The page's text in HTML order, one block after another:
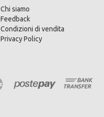
Chi siamo
Feedback
Condizioni di vendita
Privacy Policy